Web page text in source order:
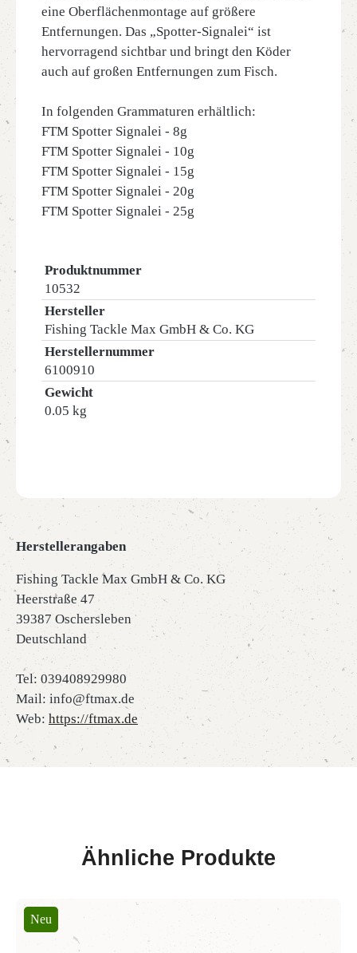
eine Oberflächenmontage auf größere
Entfernungen. Das „Spotter-Signalei“ ist
hervorragend sichtbar und bringt den Köder
auch auf großen Entfernungen zum Fisch.
In folgenden Grammaturen erhältlich:
FTM Spotter Signalei - 8g
FTM Spotter Signalei - 10g
FTM Spotter Signalei - 15g
FTM Spotter Signalei - 20g
FTM Spotter Signalei - 25g
Produktnummer
10532
Hersteller
Fishing Tackle Max GmbH & Co. KG
Herstellernummer
6100910
Gewicht
0.05 kg
Herstellerangaben
Fishing Tackle Max GmbH & Co. KG
Heerstraße 47
39387 Oschersleben
Deutschland
Tel: 039408929980
Mail: info@ftmax.de
Web: https://ftmax.de
Ähnliche Produkte
Produktgalerie überspringen
Neu